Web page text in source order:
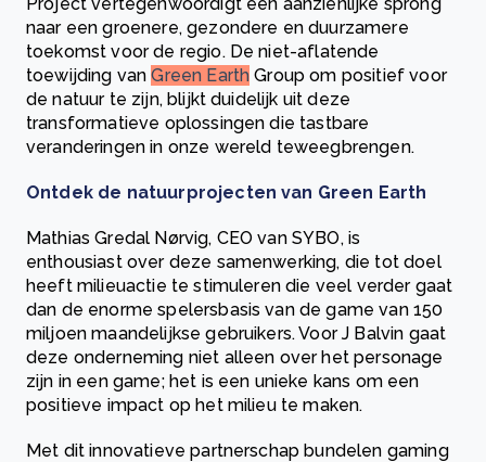
naar een groenere, gezondere en duurzamere
toekomst voor de regio. De niet-aflatende
toewijding vanGreen Earth Group om positief voor
de natuur te zijn, blijkt duidelijk uit deze
transformatieve oplossingen die tastbare
veranderingen in onze wereld teweegbrengen.
Ontdek de natuurprojecten van Green Earth
Mathias Gredal Nørvig, CEO van SYBO, is
enthousiast over deze samenwerking, die tot doel
heeft milieuactie te stimuleren die veel verder gaat
dan de enorme spelersbasis van de game van 150
miljoen maandelijkse gebruikers. Voor J Balvin gaat
deze onderneming niet alleen over het personage
zijn in een game; het is een unieke kans om een
positieve impact op het milieu te maken.
Met dit innovatieve partnerschap bundelen gaming